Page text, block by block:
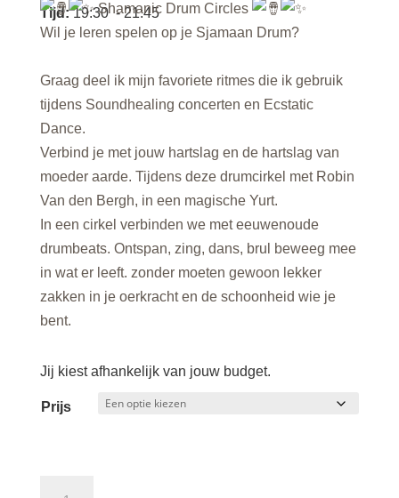
Tijd:19:30 - 21:45
Shamanic Drum Circles
Wil je leren spelen op je Sjamaan Drum?
Graag deel ik mijn favoriete ritmes die ik gebruik
tijdens Soundhealing concerten en Ecstatic
Dance.
Verbind je met jouw hartslag en de hartslag van
moeder aarde. Tijdens deze drumcirkel met Robin
Van den Bergh, in een magische Yurt.
In een cirkel verbinden we met eeuwenoude
drumbeats. Ontspan, zing, dans, brul beweeg mee
in wat er leeft. zonder moeten gewoon lekker
zakken in je oerkracht en de schoonheid wie je
bent.
Jij kiest afhankelijk van jouw budget.
Prijs